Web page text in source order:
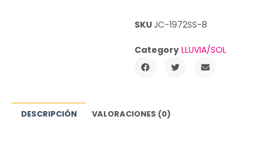
SKUJC-1972SS-8
Category LLUVIA/SOL
DESCRIPCIÓN VALORACIONES (0)